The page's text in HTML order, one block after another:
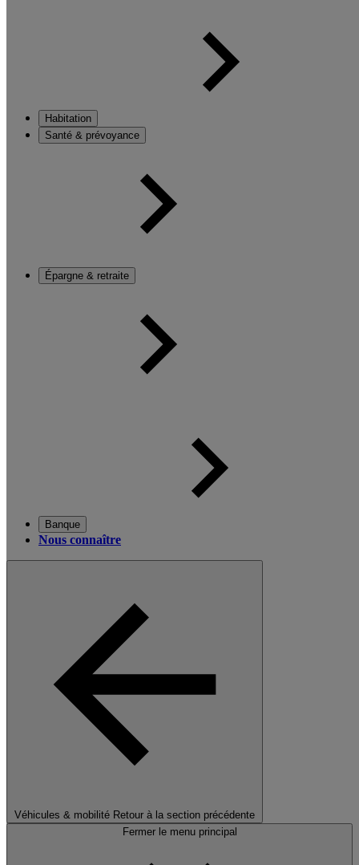
Habitation
Santé & prévoyance
Épargne & retraite
Banque
Nous connaître
Véhicules & mobilité Retour à la section précédente
Fermer le menu principal